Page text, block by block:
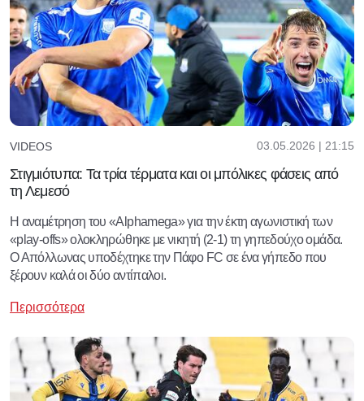
VIDEOS 03.05.2026 | 21:15
Στιγμιότυπα: Τα τρία τέρματα και οι μπόλικες φάσεις από
τη Λεμεσό
Η αναμέτρηση του «Alphamega» για την έκτη αγωνιστική των
«play-offs» ολοκληρώθηκε με νικητή (2-1) τη γηπεδούχο ομάδα.
Ο Απόλλωνας υποδέχτηκε την Πάφο FC σε ένα γήπεδο που
ξέρουν καλά οι δύο αντίπαλοι.
Περισσότερα